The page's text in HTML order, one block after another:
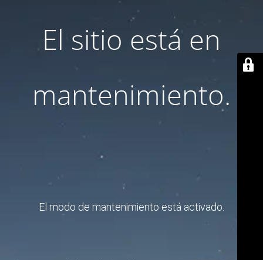
El sitio está en
mantenimiento.
El modo de mantenimiento está activado.